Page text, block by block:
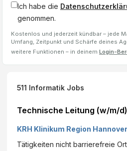
Ich habe die
genommen.
Kostenlos und jederzeit kündbar – jede
Umfang, Zeitpunkt und Schärfe deines
weitere Funktionen – in deinem Login-
511 Informatik Jobs
Technische Leitung (w/m/d)
KRH Klinikum Region
Tätigkeiten nicht barrierefreie